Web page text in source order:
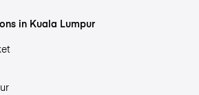
in Kuala Lumpur